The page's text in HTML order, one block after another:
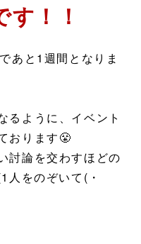
！！
あと1週間となりま
るように、イベント
おります😤
討論を交わすほどの
人をのぞいて(・